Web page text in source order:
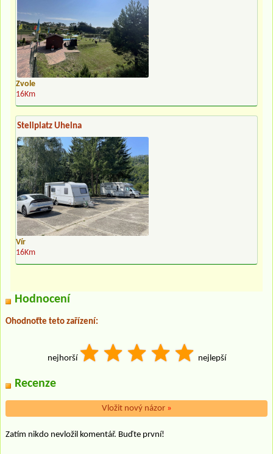
Zvole
16Km
Stellplatz Uhelna
Vír
16Km
Hodnocení
Ohodnoťte teto zařízení:
nejhorší nejlepší
Recenze
Vložit nový názor »
Zatím nikdo nevložil komentář. Buďte první!